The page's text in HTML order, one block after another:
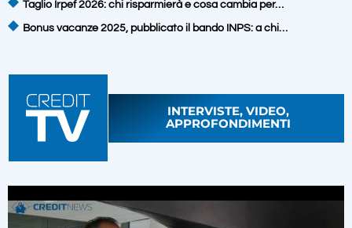
Taglio Irpef 2026: chi risparmierà e cosa cambia per…
Bonus vacanze 2025, pubblicato il bando INPS: a chi…
INTERVISTE, VIDEO,
APPROFONDIMENTI